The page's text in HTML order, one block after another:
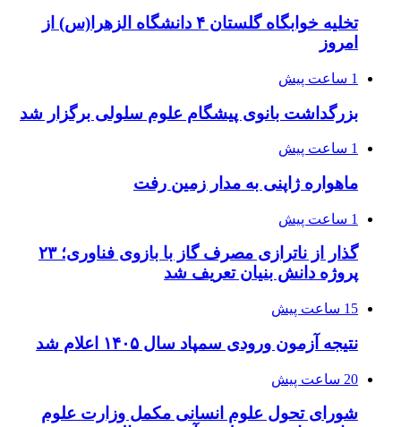
تخلیه خوابگاه گلستان ۴ دانشگاه الزهرا(س) از
امروز
1 ساعت پیش
بزرگداشت بانوی پیشگام علوم سلولی برگزار شد
1 ساعت پیش
ماهواره ژاپنی به مدار زمین رفت
1 ساعت پیش
گذار از ناترازی مصرف گاز با بازوی فناوری؛ ۲۳
پروژه دانش بنیان تعریف شد
15 ساعت پیش
نتیجه آزمون ورودی سمپاد سال ۱۴۰۵ اعلام شد
20 ساعت پیش
شورای تحول علوم انسانی مکمل وزارت علوم